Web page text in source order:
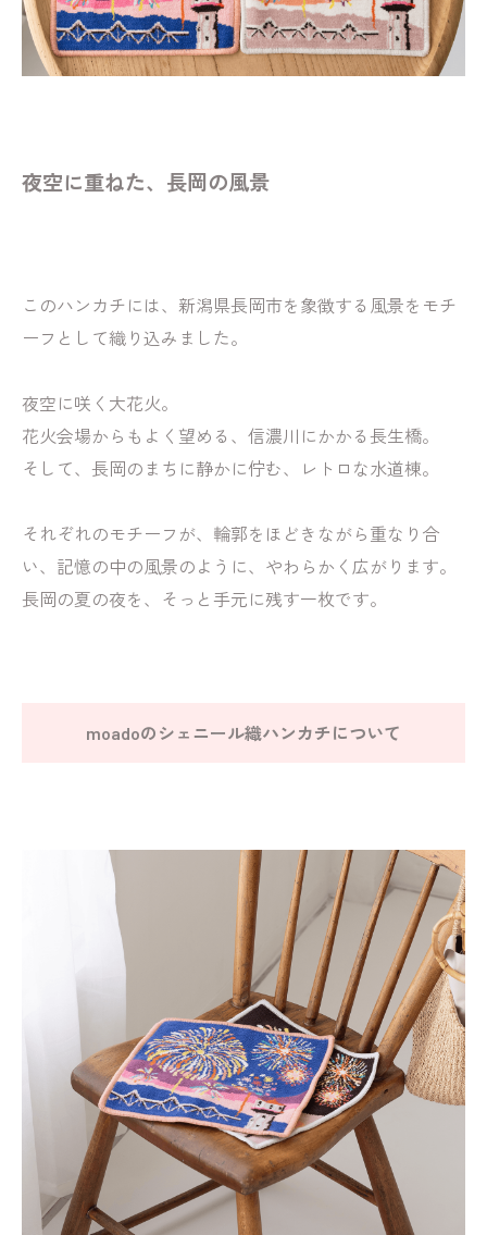
夜空に重ねた、長岡の風景
このハンカチには、新潟県長岡市を象徴する風景をモチ
ーフとして織り込みました。
夜空に咲く大花火。
花火会場からもよく望める、信濃川にかかる長生橋。
そして、長岡のまちに静かに佇む、レトロな水道棟。
それぞれのモチーフが、輪郭をほどきながら重なり合
い、記憶の中の風景のように、やわらかく広がります。
長岡の夏の夜を、そっと手元に残す一枚です。
moadoのシェニール織ハンカチについて